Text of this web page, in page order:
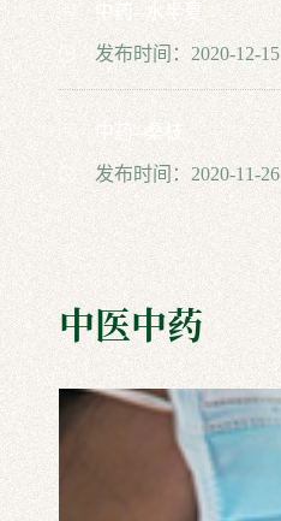
中药--水半夏
发布时间：2020-12-15
中药--桑枝​
发布时间：2020-11-26
中医中药